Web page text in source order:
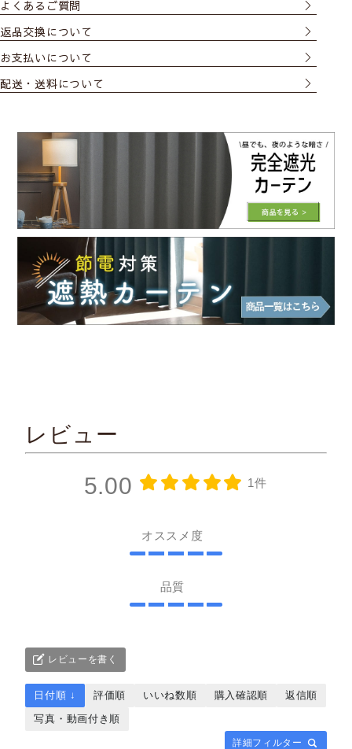
よくあるご質問
返品交換について
お支払いについて
配送・送料について
レビュー
5.00 1件
オススメ度
品質
レビューを書く
詳細フィルター
日付順 ↓ 評価順 いいね数順 購入確認順
返信順
写真・動画付き順